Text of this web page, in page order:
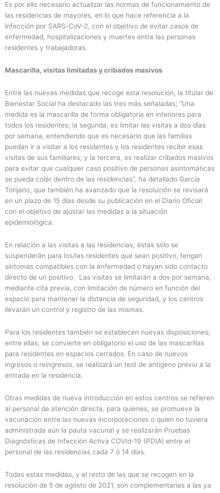
Es por ello necesario actualizar las normas de funcionamiento de
las residencias de mayores, en lo que hace referencia a la
infección por SARS-CoV-2, con el objetivo de evitar casos de
enfermedad, hospitalizaciones y muertes entre las personas
residentes y trabajadoras.
Mascarilla, visitas limitadas y cribados masivos
Entre las nuevas medidas que recoge esta resolución, la titular de
Bienestar Social ha destacado las tres más señaladas; “Una
medida es la mascarilla de forma obligatoria en interiores para
todos los residentes; la segunda, es limitar las visitas a dos días
por semana, entendiendo que es necesario que las familias
puedan ir a visitar a los residentes y los residentes recibir esas
visitas de sus familiares; y la tercera, es realizar cribados masivos
para evitar que cualquier caso positivo de personas asintomáticas
se pueda colar dentro de las residencias”, ha detallado García
Torijano, que también ha avanzado que la resolución se revisará
en un plazo de 15 días desde su publicación en el Diario Oficial
con el objetivo de ajustar las medidas a la situación
epidemiológica.
En relación a las visitas a las residencias, éstas sólo se
suspenderán para los/las residentes que sean positivo, tengan
síntomas compatibles con la enfermedad o hayan sido contacto
directo de un positivo. Las visitas se limitarán a dos por semana,
mediante cita previa, con limitación de número en función del
espacio para mantener la distancia de seguridad, y los centros
llevarán un control y registro de las mismas.
Para los residentes también se establecen nuevas disposiciones;
entre ellas, se convierte en obligatorio el uso de las mascarillas
para residentes en espacios cerrados. En caso de nuevos
ingresos o reingresos, se realizará un test de antígeno previo a la
entrada en la residencia.
Otras medidas de nueva introducción en estos centros se refieren
al personal de atención directa, para quienes, se promueve la
vacunación entre las nuevas incorporaciones o quien no tuviera
administrada aún la pauta vacunal y se realizarán Pruebas
Diagnósticas de Infección Activa COVId-19 (PDIA) entre el
personal de las residencias cada 7 ó 14 días.
Todas estas medidas, y el resto de las que se recogen en la
resolución de 5 de agosto de 2021, son complementarias a las ya